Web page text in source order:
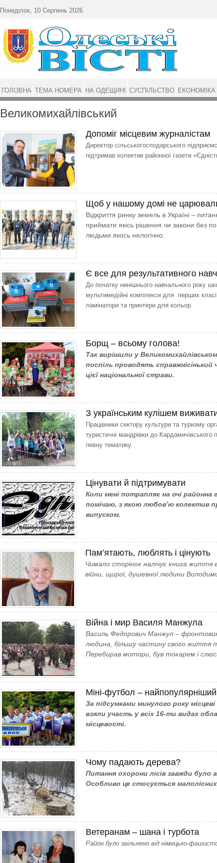
Великомихайлівський
Допоміг місцевим журналістам
Директор сільськогосподарського
підтримав колектив районної газети
Щоб у нашому домі не
Відкриття ринку земель в Україні –
приймати якісь рішення чи закони без
людьми якось нелогічно.
Є все для результативного
До початку нинішнього навчального року
мультимедійні комплекси для перших
ламінатори та принтери для кольор
Борщ – всьому голова!
Так вирішили у
поспіль проводять
цієї національної страви.
З українським кулішем
Працівники сектору культури та туризму
туристичні мандрівки до
певну тематику.
Цінувати й підтримувати
Коли мені потрапляє на очі районна
помічаю, з якою любов’ю колектив
випуском.
Пам’ятають, люблять i цiнують
Чимало сторінок налічує книга життя
війни, щирої, душевної людини
Війна і мир Василя Манжула
Василь Федорович Манжул –
людина, більшу частину свого життя
Перебирав мотори, був токарем і
Міні-футбол – найпопулярніший
За підсумками минулого року
взяли участь у всіх 16-ти видах
місцевості.
Чому падають дерева?
Питання охорони лісів завжди було
Особливо це стосується малолісних
Ветеранам – шана і турбота
Район було звільнено від німецько-
Понеділок, 10 Серпень 2026
ГОЛОВНА ТЕМА НОМЕРА НА ОДЕЩИНІ СУСПІЛЬСТВО ЕКОНОМІКА